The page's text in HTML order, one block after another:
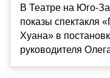
В Театре на Юго-
показы спектакля
Хуана» в
руководителя